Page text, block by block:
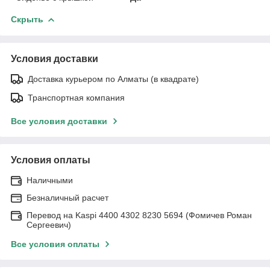
Скрыть
Условия доставки
Доставка курьером по Алматы (в квадрате)
Транспортная компания
Все условия доставки
Условия оплаты
Наличными
Безналичный расчет
Перевод на Kaspi 4400 4302 8230 5694 (Фомичев Роман
Сергеевич)
Все условия оплаты